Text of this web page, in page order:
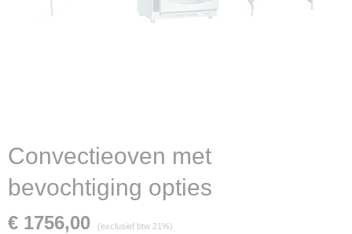
Convectieoven met
bevochtiging opties
€ 1756,00 (exclusief btw 21%)